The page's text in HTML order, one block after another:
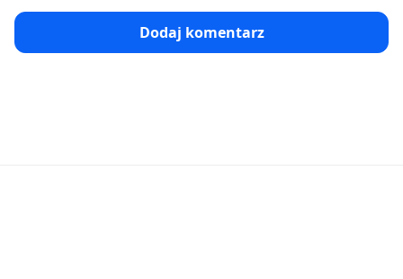
Dodaj komentarz